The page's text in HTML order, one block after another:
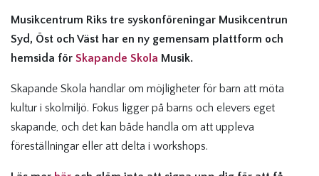
Musikcentrum Riks tre syskonföreningar Musikcentrun
Syd, Öst och Väst har en ny gemensam plattform och
hemsida för Skapande Skola Musik.
Skapande Skola handlar om möjligheter för barn att möta
kultur i skolmiljö. Fokus ligger på barns och elevers eget
skapande, och det kan både handla om att uppleva
föreställningar eller att delta i workshops.